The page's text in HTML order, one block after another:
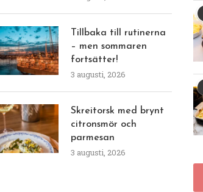
Tillbaka till rutinerna
– men sommaren
fortsätter!
3 augusti, 2026
Skreitorsk med brynt
citronsmör och
parmesan
3 augusti, 2026